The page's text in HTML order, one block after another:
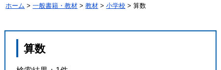
ホーム >一般書籍・教材 >教材 >小学校 > 算数
算数